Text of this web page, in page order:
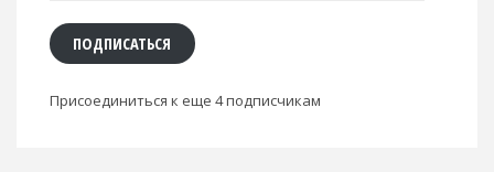
ПОДПИСАТЬСЯ
Присоединиться к еще 4 подписчикам